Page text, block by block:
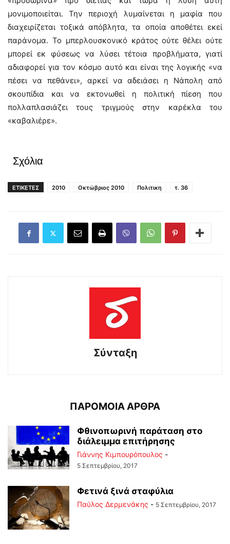
μονιμοποιείται. Την περιοχή λυμαίνεται η μαφία που
διαχειρίζεται τοξικά απόβλητα, τα οποία αποθέτει εκεί
παράνομα. Το μπερλουσκονικό κράτος ούτε θέλει ούτε
μπορεί εκ φύσεως να λύσει τέτοια προβλήματα, γιατί
αδιαφορεί για τον κόσμο αυτό και είναι της λογικής «να
πέσει να πεθάνει», αρκεί να αδειάσει η Νάπολη από
σκουπίδια και να εκτονωθεί η πολιτική πίεση που
πολλαπλασιάζει τους τριγμούς στην καρέκλα του
«καβαλιέρε».
Σχόλια
ΕΤΙΚΕΤΕΣ 2010 Οκτώβριος 2010 Πολιτικη τ. 36
Σύνταξη
ΠΑΡΟΜΟΙΑ ΑΡΘΡΑ
Φθινοπωρινή παράταση στο
διάλειμμα επιτήρησης
Γιάννης Κιμπουρόπουλος -
5 Σεπτεμβρίου, 2017
Φετινά ξινά σταφύλια
Παύλος Δερμενάκης - 5 Σεπτεμβρίου, 2017